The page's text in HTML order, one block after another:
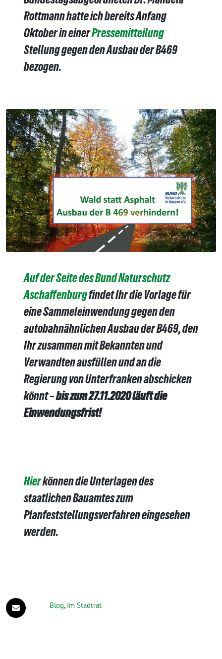
Rottmann hatte ich bereits Anfang
Oktober in einerPressemitteilung
Stellung gegen den Ausbau der B469
bezogen.
Auf der Seite des Bund Naturschutz
Aschaffenburgfindet Ihr die Vorlage für
eine Sammeleinwendung gegen den
autobahnähnlichen Ausbau der B469, den
Ihr zusammen mit Bekannten und
Verwandten ausfüllen und an die
Regierung von Unterfranken abschicken
könnt –bis zum 27.11.2020 läuft die
Einwendungsfrist!
Hierkönnen die Unterlagen des
staatlichen Bauamtes zum
Planfeststellungsverfahren eingesehen
werden.
Blog, Im Stadtrat